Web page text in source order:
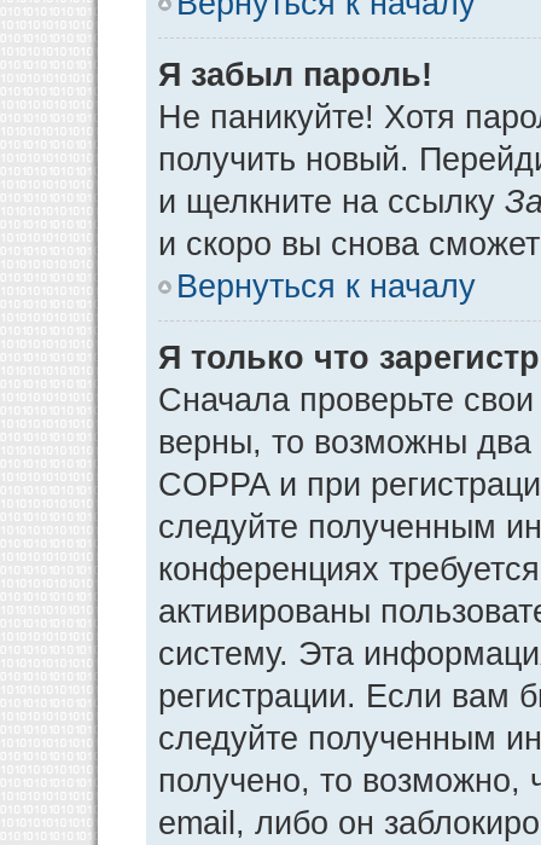
Я забыл пароль!
Не паникуйте! Хотя
получить новый.
и щелкните на ссылку
и скоро вы снова
Вернуться к началу
Я только что
Сначала проверьте
верны, то возможны
COPPA и при
следуйте полученным
конференциях
активированы
систему. Эта
регистрации. Если вам
следуйте полученным
получено, то возможно,
email, либо он